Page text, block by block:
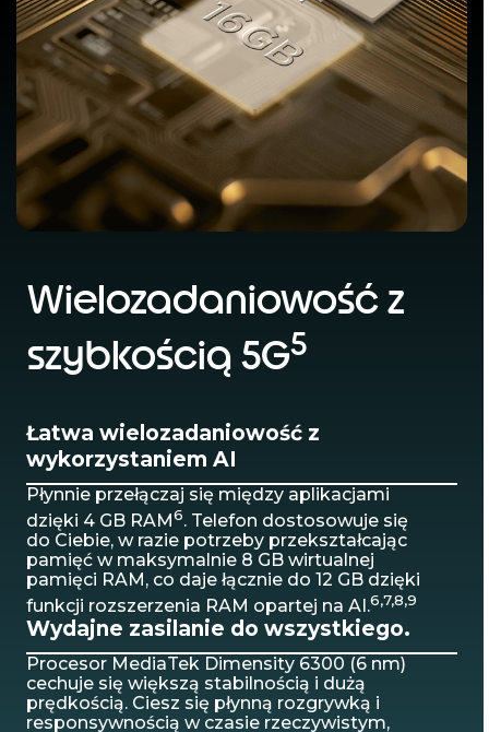
Wielozadaniowość z
szybkością 5G5
Łatwa wielozadaniowość z
wykorzystaniem AI
Płynnie przełączaj się między aplikacjami
dzięki 4 GB RAM6. Telefon dostosowuje się
do Ciebie, w razie potrzeby przekształcając
pamięć w maksymalnie 8 GB wirtualnej
pamięci RAM, co daje łącznie do 12 GB dzięki
funkcji rozszerzenia RAM opartej na AI.6,7,8,9
Wydajne zasilanie do wszystkiego.
Procesor MediaTek Dimensity 6300 (6 nm)
cechuje się większą stabilnością i dużą
prędkością. Ciesz się płynną rozgrywką i
responsywnością w czasie rzeczywistym,